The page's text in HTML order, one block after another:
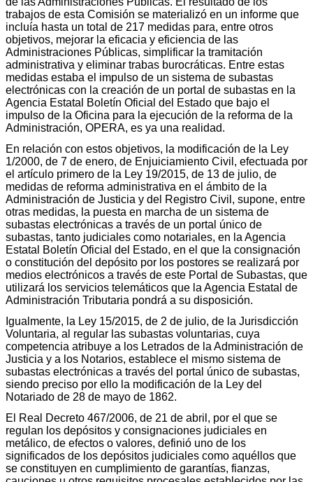
trabajos de esta Comisión se materializó en un informe que
incluía hasta un total de 217 medidas para, entre otros
objetivos, mejorar la eficacia y eficiencia de las
Administraciones Públicas, simplificar la tramitación
administrativa y eliminar trabas burocráticas. Entre estas
medidas estaba el impulso de un sistema de subastas
electrónicas con la creación de un portal de subastas en la
Agencia Estatal Boletín Oficial del Estado que bajo el
impulso de la Oficina para la ejecución de la reforma de la
Administración, OPERA, es ya una realidad.
En relación con estos objetivos, la modificación de la Ley
1/2000, de 7 de enero, de Enjuiciamiento Civil, efectuada por
el artículo primero de la Ley 19/2015, de 13 de julio, de
medidas de reforma administrativa en el ámbito de la
Administración de Justicia y del Registro Civil, supone, entre
otras medidas, la puesta en marcha de un sistema de
subastas electrónicas a través de un portal único de
subastas, tanto judiciales como notariales, en la Agencia
Estatal Boletín Oficial del Estado, en el que la consignación
o constitución del depósito por los postores se realizará por
medios electrónicos a través de este Portal de Subastas, que
utilizará los servicios telemáticos que la Agencia Estatal de
Administración Tributaria pondrá a su disposición.
Igualmente, la Ley 15/2015, de 2 de julio, de la Jurisdicción
Voluntaria, al regular las subastas voluntarias, cuya
competencia atribuye a los Letrados de la Administración de
Justicia y a los Notarios, establece el mismo sistema de
subastas electrónicas a través del portal único de subastas,
siendo preciso por ello la modificación de la Ley del
Notariado de 28 de mayo de 1862.
El Real Decreto 467/2006, de 21 de abril, por el que se
regulan los depósitos y consignaciones judiciales en
metálico, de efectos o valores, definió uno de los
significados de los depósitos judiciales como aquéllos que
se constituyen en cumplimiento de garantías, fianzas,